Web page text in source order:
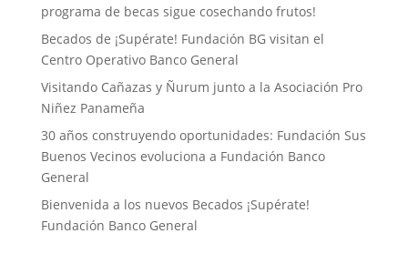
programa de becas sigue cosechando frutos!
Becados de ¡Supérate! Fundación BG visitan el
Centro Operativo Banco General
Visitando Cañazas y Ñurum junto a la Asociación Pro
Niñez Panameña
30 años construyendo oportunidades: Fundación Sus
Buenos Vecinos evoluciona a Fundación Banco
General
Bienvenida a los nuevos Becados ¡Supérate!
Fundación Banco General